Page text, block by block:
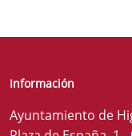
Información
Ayuntamiento de